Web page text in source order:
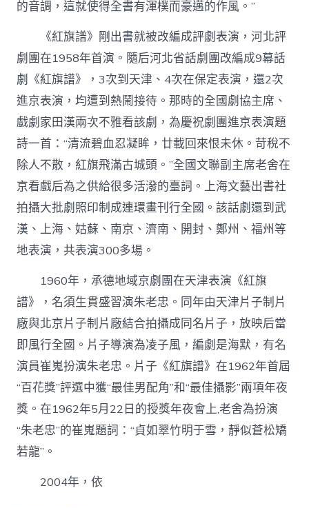
的音調，這就使得全書有渾樸而豪邁的作風。”
《紅旗譜》剛出書就被改編成評劇表演，河北評
劇團在1958年首演。隨后河北省話劇團改編成9幕話
劇《紅旗譜》，3次到天津、4次在保定表演，還2次
進京表演，均遭到熱鬧接待。那時的全國劇協主席、
戲劇家田漢兩次不雅看該劇，為慶祝劇團進京表演題
詩一首：“清流碧血忍凝眸，廿載回來恨未休。苛稅不
除人不散，紅旗飛滿古城頭。”全國文聯副主席老舍在
京看戲后為之供給很多活潑的臺詞。上海文藝出書社
拍攝大批劇照印制成連環畫刊行全國。該話劇還到武
漢、上海、姑蘇、南京、濟南、開封、鄭州、福州等
地表演，共表演300多場。
1960年，承德地域京劇團在天津表演《紅旗
譜》，名須生貫盛習演朱老忠。同年由天津片子制片
廠與北京片子制片廠結合拍攝成同名片子，放映后當
即風行全國。片子導演為凌子風，編劇是海默，有名
演員崔嵬扮演朱老忠。片子《紅旗譜》在1962年首屆
“百花獎”評選中獲“最佳男配角”和“最佳攝影”兩項年夜
獎。在1962年5月22日的授獎年夜會上,老舍為扮演
“朱老忠”的崔嵬題詞：“貞如翠竹明于雪，靜似蒼松矯
若龍”。
2004年，依